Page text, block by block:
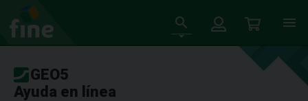
GEO5
Ayuda en línea